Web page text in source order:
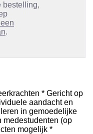
bestelling,
.
* Gericht op
aandacht en
in gemoedelijke
medestudenten (op
mogelijk *